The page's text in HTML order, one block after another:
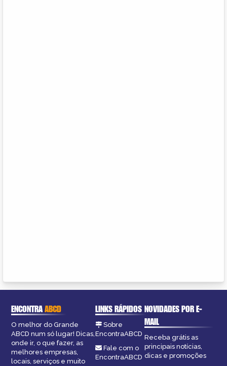
ENCONTRAABCD
O melhor do Grande
ABCD num só lugar! Dicas,
onde ir, o que fazer, as
melhores empresas,
locais, serviços e muito
LINKS RÁPIDOS
Sobre
EncontraABCD
Fale com o
EncontraABCD
NOVIDADES POR E-
MAIL
Receba grátis as
principais notícias,
dicas e promoções